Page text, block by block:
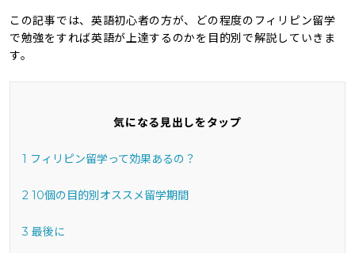
この記事では、英語初心者の方が、どの程度のフィリピン留学
で勉強をすれば英語が上達するのかを目的別で解説していきま
す。
気になる見出しをタップ
1 フィリピン留学って効果あるの？
2 10個の目的別オススメ留学期間
3 最後に